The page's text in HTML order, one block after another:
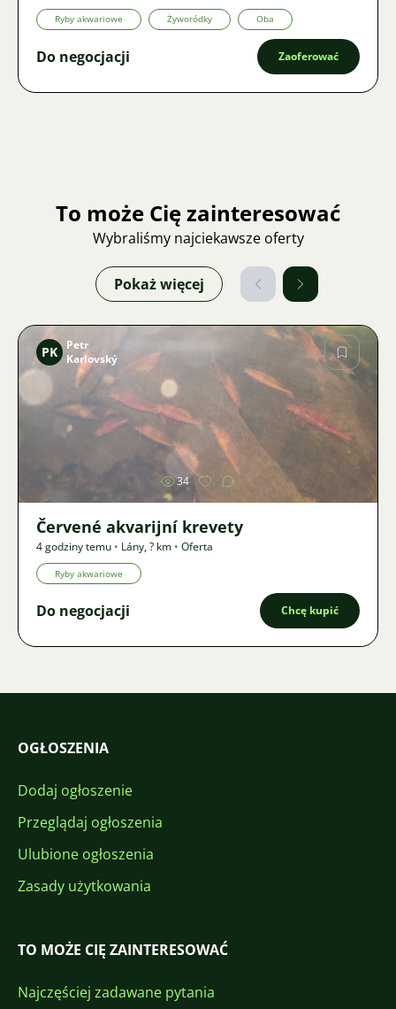
Ryby akwariowe Żyworódky Oba
Do negocjacji Zaoferować
To może Cię zainteresować
Wybraliśmy najciekawsze oferty
Pokaż więcej
Zdjęcie
PK
Petr
Karlovský
34
Červené akvarijní krevety
4 godziny temu • Lány,? km • Oferta
Ryby akwariowe
Do negocjacji Chcę kupić
OGŁOSZENIA
Dodaj ogłoszenie
Przeglądaj ogłoszenia
Ulubione ogłoszenia
Zasady użytkowania
TO MOŻE CIĘ ZAINTERESOWAĆ
Najczęściej zadawane pytania